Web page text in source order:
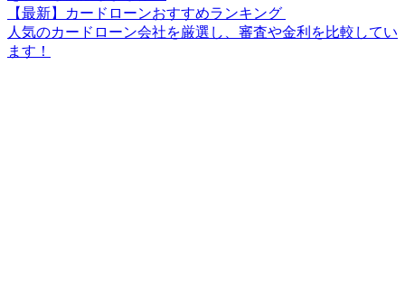
【最新】カードローンおすすめランキング
人気のカードローン会社を厳選し、審査や金利を比較してい
ます！